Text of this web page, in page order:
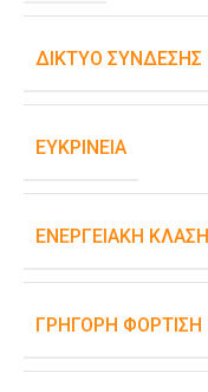
ΔΊΚΤΥΟ ΣΎΝΔΕΣΗΣ
ΕΥΚΡΊΝΕΙΑ
ΕΝΕΡΓΕΙΑΚΉ ΚΛΆΣΗ
ΓΡΉΓΟΡΗ ΦΌΡΤΙΣΗ